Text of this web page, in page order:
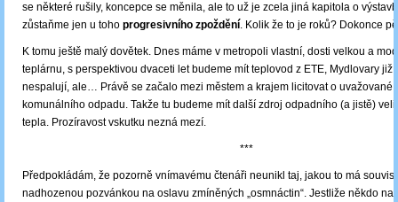
se některé rušily, koncepce se měnila, ale to už je zcela jiná kapitola o
zůstaňme jen u toho progresivního zpoždění. Kolik že to je roků? Dokonce
K tomu ještě malý dovětek. Dnes máme v metropoli vlastní, dosti velkou a
teplárnu, s perspektivou dvaceti let budeme mít teplovod z ETE, Mydlovary již
nespalují, ale… Právě se začalo mezi městem a krajem licitovat o uvažované
komunálního odpadu. Takže tu budeme mít další zdroj odpadního (a jistě)
tepla. Prozíravost vskutku nezná mezí.
***
Předpokládám, že pozorně vnímavému čtenáři neunikl taj, jakou to má
nadhozenou pozvánkou na oslavu zmíněných „osmnáctin“. Jestliže někdo